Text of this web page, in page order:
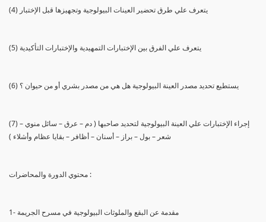
(4) يتعرف علي طرق تحضير العينات البيولوجية وتجهيزها قبل الإختبار
(5) يتعرف علي الفرق بين الإختبارات التمهيدية والإختبارات التأكيدية
(6) يستطيع تحديد مصدر العينة البيولوجية هل هي من مصدر بشري أو من حيوان ؟
(7) إجراء الإختبارات علي العينة البيولوجية لتحديد صاحبها ( دم – عرق – سائل منوي –
شعر – بول – براز – أسنان – أظافر – بقايا عظام وأشلاء )
محتوي الدورة والمحاضرات :
1- مقدمة عن البقع والملوثات البيولوجية في مسرح الجريمة